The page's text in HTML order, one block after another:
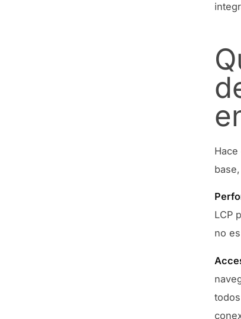
LCP
no